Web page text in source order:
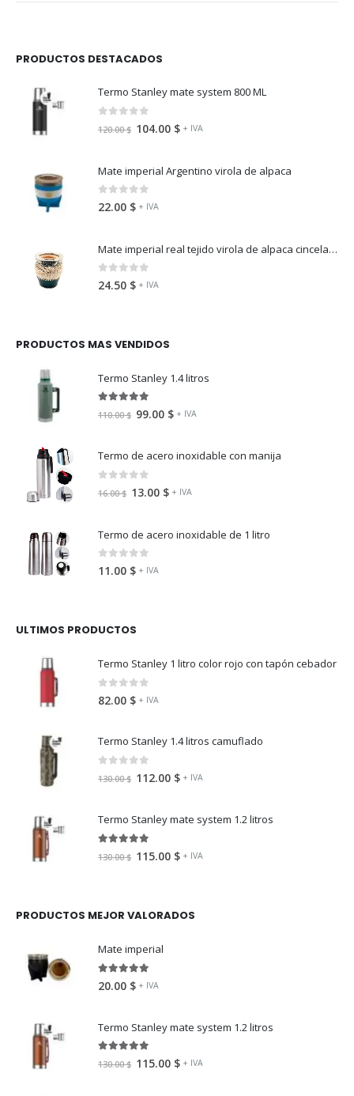
PRODUCTOS DESTACADOS
Termo Stanley mate system 800 ML
fuera de 5
120.00$ 104.00 $ + IVA
Mate imperial Argentino virola de alpaca
0 fuera de 5
22.00 $ + IVA
Mate imperial real tejido virola de alpaca cincelada
0 fuera de 5
24.50 $ + IVA
PRODUCTOS MAS VENDIDOS
Termo Stanley 1.4 litros
fuera de 5
110.00$ 99.00 $ + IVA
Termo de acero inoxidable con manija
fuera de 5
16.00$ 13.00 $ + IVA
Termo de acero inoxidable de 1 litro
0 fuera de 5
11.00 $ + IVA
ULTIMOS PRODUCTOS
Termo Stanley 1 litro color rojo con tapón cebador
fuera de 5
82.00 $ + IVA
Termo Stanley 1.4 litros camuflado
fuera de 5
130.00$ 112.00 $ + IVA
Termo Stanley mate system 1.2 litros
fuera de 5
130.00$ 115.00 $ + IVA
PRODUCTOS MEJOR VALORADOS
Mate imperial
fuera de 5
20.00 $ + IVA
Termo Stanley mate system 1.2 litros
fuera de 5
130.00$ 115.00 $ + IVA